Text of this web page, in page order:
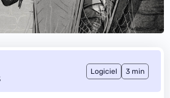
Logiciel 3 min